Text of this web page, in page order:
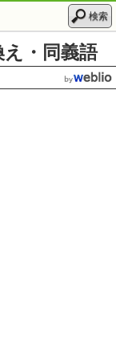
検索
・同義語